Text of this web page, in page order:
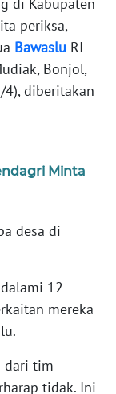
di Kabupaten
periksa,
Bawaslu RI
Bonjol,
4), diberitakan
Minta
desa di
12
mereka
dari tim
tidak. Ini